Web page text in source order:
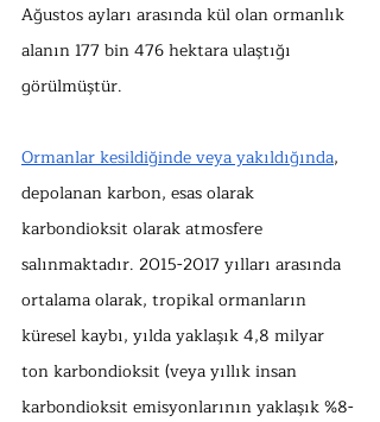
Ağustos ayları arasında kül olan ormanlık
alanın 177 bin 476 hektara ulaştığı
görülmüştür.
Ormanlar kesildiğinde veya yakıldığında,
depolanan karbon, esas olarak
karbondioksit olarak atmosfere
salınmaktadır. 2015-2017 yılları arasında
ortalama olarak, tropikal ormanların
küresel kaybı, yılda yaklaşık 4,8 milyar
ton karbondioksit (veya yıllık insan
karbondioksit emisyonlarının yaklaşık %8-